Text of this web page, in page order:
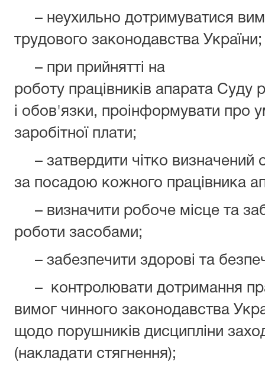
– неухильно дотримуватися
трудового законодавства України;
– при прийнятті на
роботу працівників апарата Суду
і обов'язки, проінформувати про
заробітної плати;
– затвердити чітко визначений
за посадою кожного працівника
– визначити робоче місце та
роботи засобами;
– забезпечити здорові та
– контролювати дотримання
вимог чинного законодавства
щодо порушників дисципліни
(накладати стягнення);